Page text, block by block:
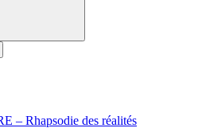
– Rhapsodie des réalités